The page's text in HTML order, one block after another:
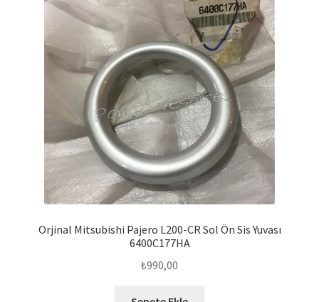
Orjinal Mitsubishi Pajero L200-CR Sol Ön Sis Yuvası
6400C177HA
₺990,00